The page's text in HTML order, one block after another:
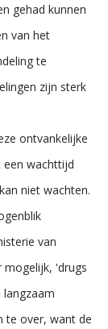
gehad kunnen
van het
te
zijn sterk
ontvankelijke
een wachttijd
niet wachten.
van
mogelijk, 'drugs
te over, want de